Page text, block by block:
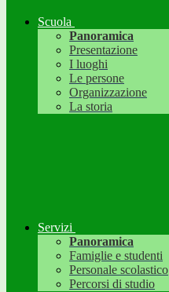
Scuola
Panoramica
Presentazione
I luoghi
Le persone
Organizzazione
La storia
Servizi
Panoramica
Famiglie e studenti
Personale scolastico
Percorsi di studio